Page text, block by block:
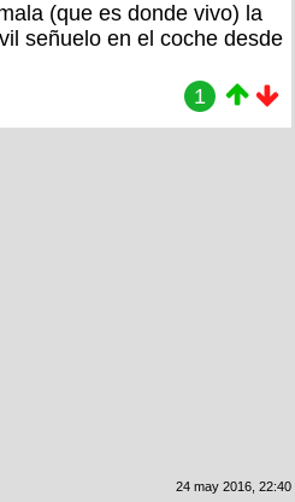
(que es donde vivo) la
señuelo en el coche desde
1
24 may 2016, 22:40